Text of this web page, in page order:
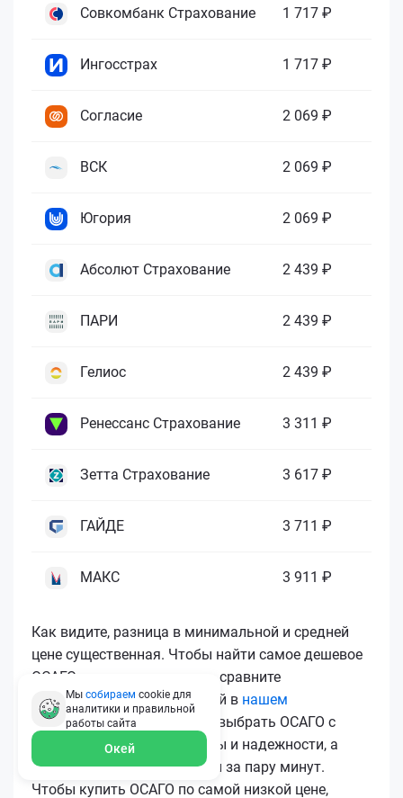
Совкомбанк Страхование 1 717 ₽
Ингосстрах 1 717 ₽
Согласие 2 069 ₽
ВСК 2 069 ₽
Югория 2 069 ₽
Абсолют Страхование 2 439 ₽
ПАРИ 2 439 ₽
Гелиос 2 439 ₽
Ренессанс Страхование 3 311 ₽
Зетта Страхование 3 617 ₽
ГАЙДЕ 3 711 ₽
МАКС 3 911 ₽
Как видите, разница в минимальной и средней
цене существенная. Чтобы найти самое дешевое
ОСАГО и не переплачивать, сравните
предложения всех компаний в нашем
калькуляторе. Вы сможете выбрать ОСАГО с
лучшим соотношением цены и надежности, а
затем купить ОСАГО онлайн за пару минут.
Чтобы купить ОСАГО по самой низкой цене,
Мы собираем cookie для
аналитики и правильной
работы сайта
Окей